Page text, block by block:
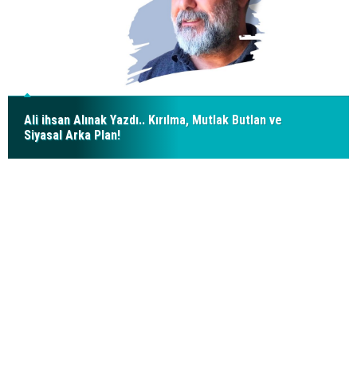
Ali ihsan Alınak Yazdı.. Kırılma, Mutlak Butlan ve
Siyasal Arka Plan!